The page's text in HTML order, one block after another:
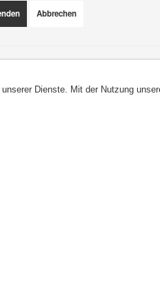
Abbrechen
Dienste. Mit der Nutzung